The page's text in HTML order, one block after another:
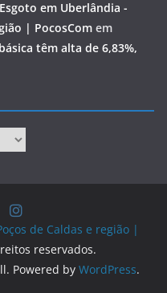
em Uberlândia -
| PocosCom em
têm alta de 6,83%,
de Caldas e região |
reservados.
Powered by WordPress.